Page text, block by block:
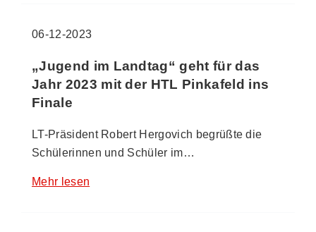
06-12-2023
„Jugend im Landtag“ geht für das
Jahr 2023 mit der HTL Pinkafeld ins
Finale
LT-Präsident Robert Hergovich begrüßte die
Schülerinnen und Schüler im…
Mehr lesen